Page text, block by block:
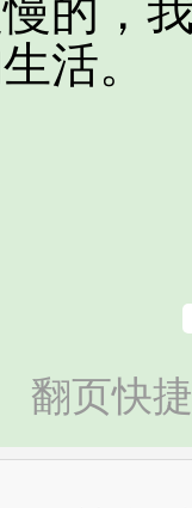
，我
活。
翻页快